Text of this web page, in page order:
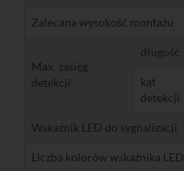
Zalecana wysokość montażu
Max. zasięg
detekcji
długość
kąt
detekcji
Wskaźnik LED do sygnalizacji
Liczba kolorów wskaźnika LED